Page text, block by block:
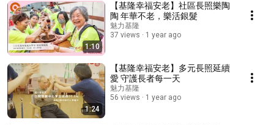
1:10
【基隆幸福安老】社區長照樂陶
陶 年華不老，樂活銀髮
魅力基隆
37 views
1 year ago
1:24
【基隆幸福安老】多元長照延續
愛 守護長者每一天
魅力基隆
56 views
1 year ago